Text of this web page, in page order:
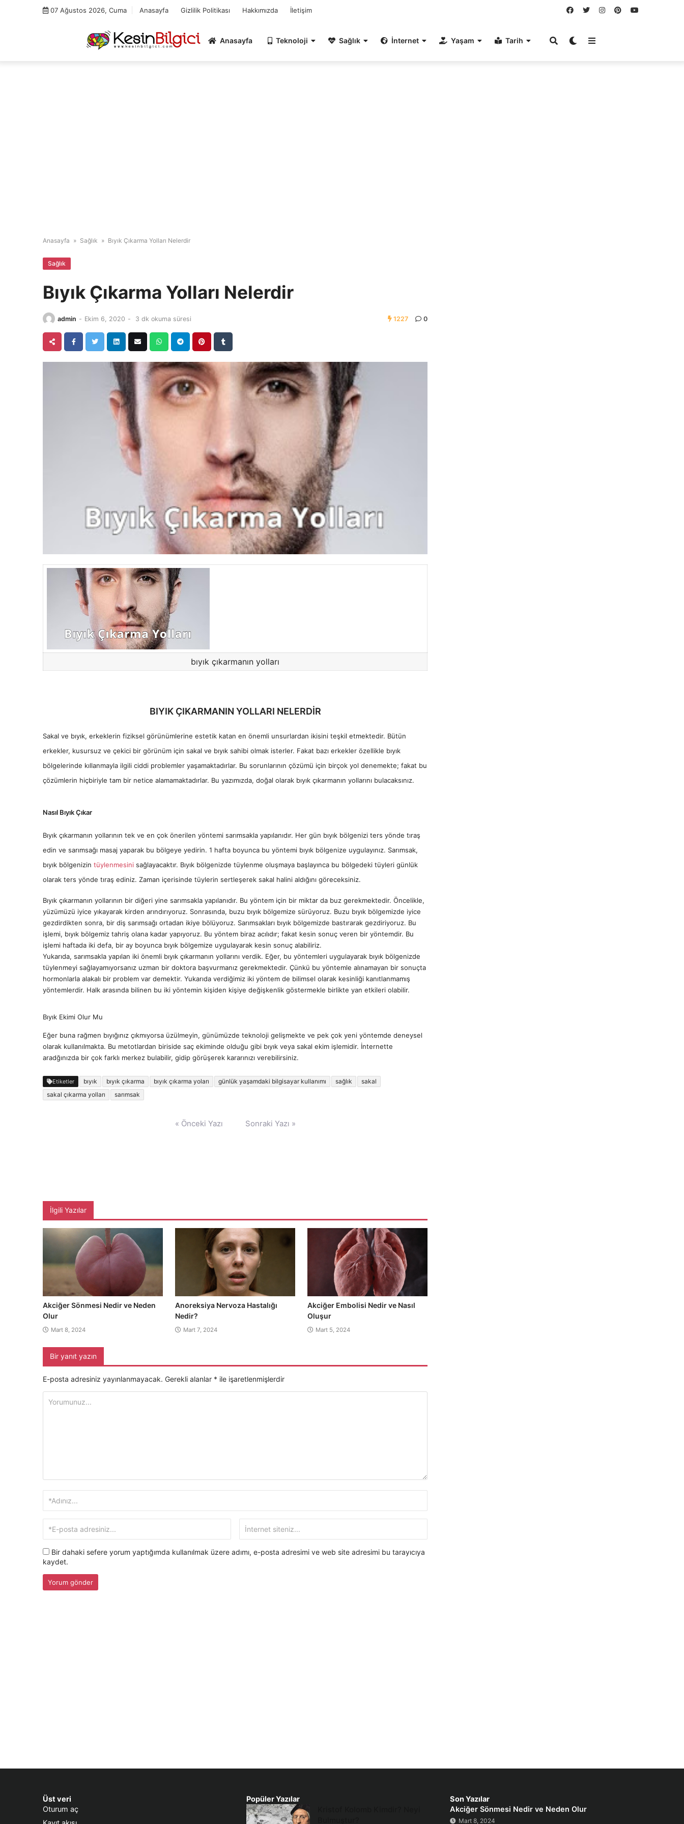
07 Ağustos 2026, Cuma Anasayfa Gizlilik Politikası Hakkımızda İletişim
Anasayfa Teknoloji Sağlık İnternet Yaşam Tarih
Anasayfa » Sağlık » Bıyık Çıkarma Yolları Nelerdir
Sağlık
Bıyık Çıkarma Yolları Nelerdir
admin - Ekim 6, 2020 - 3 dk okuma süresi 1227 0
bıyık çıkarmanın yolları
BIYIK ÇIKARMANIN YOLLARI NELERDİR
Sakal ve bıyık, erkeklerin fiziksel görünümlerine estetik katan en önemli unsurlardan ikisini teşkil etmektedir. Bütün
erkekler, kusursuz ve çekici bir görünüm için sakal ve bıyık sahibi olmak isterler. Fakat bazı erkekler özellikle bıyık
bölgelerinde kıllanmayla ilgili ciddi problemler yaşamaktadırlar. Bu sorunlarının çözümü için birçok yol denemekte; fakat bu
çözümlerin hiçbiriyle tam bir netice alamamaktadırlar. Bu yazımızda, doğal olarak bıyık çıkarmanın yollarını bulacaksınız.
Nasıl Bıyık Çıkar
Bıyık çıkarmanın yollarının tek ve en çok önerilen yöntemi sarımsakla yapılanıdır. Her gün bıyık bölgenizi ters yönde tıraş
edin ve sarımsağı masaj yaparak bu bölgeye yedirin. 1 hafta boyunca bu yöntemi bıyık bölgenize uygulayınız. Sarımsak,
bıyık bölgenizin tüylenmesini sağlayacaktır. Bıyık bölgenizde tüylenme oluşmaya başlayınca bu bölgedeki tüyleri günlük
olarak ters yönde tıraş ediniz. Zaman içerisinde tüylerin sertleşerek sakal halini aldığını göreceksiniz.
Bıyık çıkarmanın yollarının bir diğeri yine sarımsakla yapılanıdır. Bu yöntem için bir miktar da buz gerekmektedir. Öncelikle,
yüzümüzü iyice yıkayarak kirden arındırıyoruz. Sonrasında, buzu bıyık bölgemize sürüyoruz. Buzu bıyık bölgemizde iyice
gezdirdikten sonra, bir diş sarımsağı ortadan ikiye bölüyoruz. Sarımsakları bıyık bölgemizde bastırarak gezdiriyoruz. Bu
işlemi, bıyık bölgemiz tahriş olana kadar yapıyoruz. Bu yöntem biraz acılıdır; fakat kesin sonuç veren bir yöntemdir. Bu
işlemi haftada iki defa, bir ay boyunca bıyık bölgemize uygulayarak kesin sonuç alabiliriz.
Yukarıda, sarımsakla yapılan iki önemli bıyık çıkarmanın yollarını verdik. Eğer, bu yöntemleri uygulayarak bıyık bölgenizde
tüylenmeyi sağlayamıyorsanız uzman bir doktora başvurmanız gerekmektedir. Çünkü bu yöntemle alınamayan bir sonuçta
hormonlarla alakalı bir problem var demektir. Yukarıda verdiğimiz iki yöntem de bilimsel olarak kesinliği kanıtlanmamış
yöntemlerdir. Halk arasında bilinen bu iki yöntemin kişiden kişiye değişkenlik göstermekle birlikte yan etkileri olabilir.
Bıyık Ekimi Olur Mu
Eğer buna rağmen bıyığınız çıkmıyorsa üzülmeyin, günümüzde teknoloji gelişmekte ve pek çok yeni yöntemde deneysel
olarak kullanılmakta. Bu metotlardan biriside saç ekiminde olduğu gibi bıyık veya sakal ekim işlemidir. İnternette
aradğınızda bir çok farklı merkez bulabilir, gidip görüşerek kararınızı verebilirsiniz.
Etiketler bıyık bıyık çıkarma bıyık çıkarma yoları günlük yaşamdaki bilgisayar kullanımı sağlık
sakal
sakal çıkarma yolları
sarımsak
« Önceki Yazı Sonraki Yazı »
İlgili Yazılar
Akciğer Sönmesi Nedir ve Neden
Olur
Mart 8, 2024
Anoreksiya Nervoza Hastalığı
Nedir?
Mart 7, 2024
Akciğer Embolisi Nedir ve Nasıl
Oluşur
Mart 5, 2024
Bir yanıt yazın
E-posta adresiniz yayınlanmayacak. Gerekli alanlar * ile işaretlenmişlerdir
Bir dahaki sefere yorum yaptığımda kullanılmak üzere adımı, e-posta adresimi ve web site adresimi bu tarayıcıya
kaydet.
Üst veri
Oturum aç
Popüler Yazılar
Son Yazılar
Akciğer Sönmesi Nedir ve Neden Olur
Mart 8, 2024